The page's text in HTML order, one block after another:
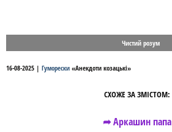
Чистий розум
16-08-2025 | Гуморески «Анекдоти козацькі»
СХОЖЕ ЗА ЗМІСТОМ:
➦ Аркашин папа